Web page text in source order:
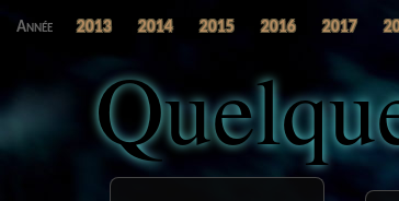
Année 2013 2014 2015 2016 2017